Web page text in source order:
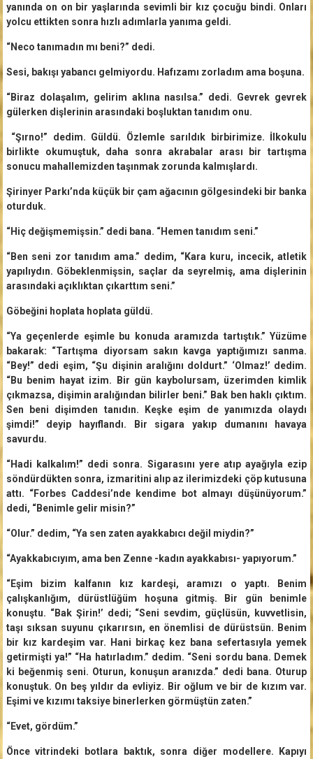
yanında on on bir yaşlarında sevimli bir kız çocuğu bindi. Onları
yolcu ettikten sonra hızlı adımlarla yanıma geldi.
“Neco tanımadın mı beni?” dedi.
Sesi, bakışı yabancı gelmiyordu. Hafızamı zorladım ama boşuna.
“Biraz dolaşalım, gelirim aklına nasılsa.” dedi. Gevrek gevrek
gülerken dişlerinin arasındaki boşluktan tanıdım onu.
“Şırno!” dedim. Güldü. Özlemle sarıldık birbirimize. İlkokulu
birlikte okumuştuk, daha sonra akrabalar arası bir tartışma
sonucu mahallemizden taşınmak zorunda kalmışlardı.
Şirinyer Parkı’nda küçük bir çam ağacının gölgesindeki bir banka
oturduk.
“Hiç değişmemişsin.” dedi bana. “Hemen tanıdım seni.”
“Ben seni zor tanıdım ama.” dedim, “Kara kuru, incecik, atletik
yapılıydın. Göbeklenmişsin, saçlar da seyrelmiş, ama dişlerinin
arasındaki açıklıktan çıkarttım seni.”
Göbeğini hoplata hoplata güldü.
“Ya geçenlerde eşimle bu konuda aramızda tartıştık.” Yüzüme
bakarak: “Tartışma diyorsam sakın kavga yaptığımızı sanma.
“Bey!” dedi eşim, “Şu dişinin aralığını doldurt.” ‘Olmaz!’ dedim.
“Bu benim hayat izim. Bir gün kaybolursam, üzerimden kimlik
çıkmazsa, dişimin aralığından bilirler beni.” Bak ben haklı çıktım.
Sen beni dişimden tanıdın. Keşke eşim de yanımızda olaydı
şimdi!” deyip hayıflandı. Bir sigara yakıp dumanını havaya
savurdu.
“Hadi kalkalım!” dedi sonra. Sigarasını yere atıp ayağıyla ezip
söndürdükten sonra, izmaritini alıp az ilerimizdeki çöp kutusuna
attı. “Forbes Caddesi’nde kendime bot almayı düşünüyorum.”
dedi, “Benimle gelir misin?”
“Olur.” dedim, “Ya sen zaten ayakkabıcı değil miydin?”
“Ayakkabıcıyım, ama ben Zenne -kadın ayakkabısı- yapıyorum.”
“Eşim bizim kalfanın kız kardeşi, aramızı o yaptı. Benim
çalışkanlığım, dürüstlüğüm hoşuna gitmiş. Bir gün benimle
konuştu. “Bak Şirin!’ dedi; “Seni sevdim, güçlüsün, kuvvetlisin,
taşı sıksan suyunu çıkarırsın, en önemlisi de dürüstsün. Benim
bir kız kardeşim var. Hani birkaç kez bana sefertasıyla yemek
getirmişti ya!” “Ha hatırladım.” dedim. “Seni sordu bana. Demek
ki beğenmiş seni. Oturun, konuşun aranızda.” dedi bana. Oturup
konuştuk. On beş yıldır da evliyiz. Bir oğlum ve bir de kızım var.
Eşimi ve kızımı taksiye binerlerken görmüştün zaten.”
“Evet, gördüm.”
Önce vitrindeki botlara baktık, sonra diğer modellere. Kapıyı